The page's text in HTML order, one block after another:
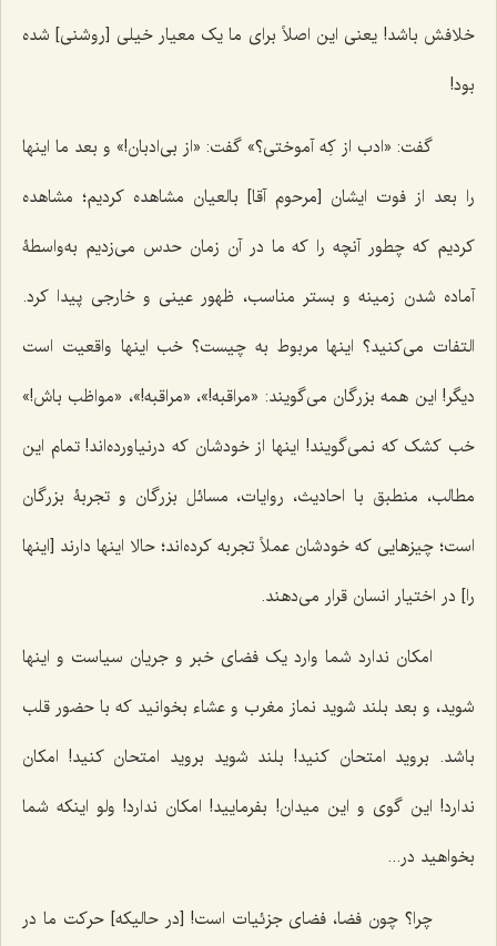
خلافش باشد! یعنی این اصلاً برای ما یک معیار خیلی [روشنی] شده
بود!
گفت: «ادب از کِه آموختی؟» گفت: «از بی‌ادبان!» و بعد ما اینها
را بعد از فوت ایشان [مرحوم آقا] بالعیان مشاهده کردیم؛ مشاهده
کردیم که چطور آنچه را که ما در آن زمان حدس می‌زدیم به‌واسطۀ
آماده شدن زمینه و بستر مناسب، ظهور عینی و خارجی پیدا کرد.
التفات می‌کنید؟ اینها مربوط به چیست؟ خب اینها واقعیت است
دیگر! این همه بزرگان می‌گویند: «مراقبه!»، «مراقبه!»، «مواظب باش!»
خب کشک که نمی‌گویند! اینها از خودشان که درنیاورده‌اند! تمام این
مطالب، منطبق با احادیث، روایات، مسائل بزرگان و تجربۀ بزرگان
است؛ چیز‌هایی که خودشان عملاً تجربه کرده‌اند؛ حالا اینها دارند [اینها
را] در اختیار انسان قرار می‌دهند.
امکان ندارد شما وارد یک فضای خبر و جریان سیاست و اینها
شوید، و بعد بلند شوید نماز مغرب و عشاء بخوانید که با حضور قلب
باشد. بروید امتحان کنید! بلند شوید بروید امتحان کنید! امکان
ندارد! این گوی و این میدان! بفرمایید! امکان ندارد! ولو اینکه شما
بخواهید در...
چرا؟ چون فضا، فضای جزئیات است! [در حالیکه] حرکت ما در